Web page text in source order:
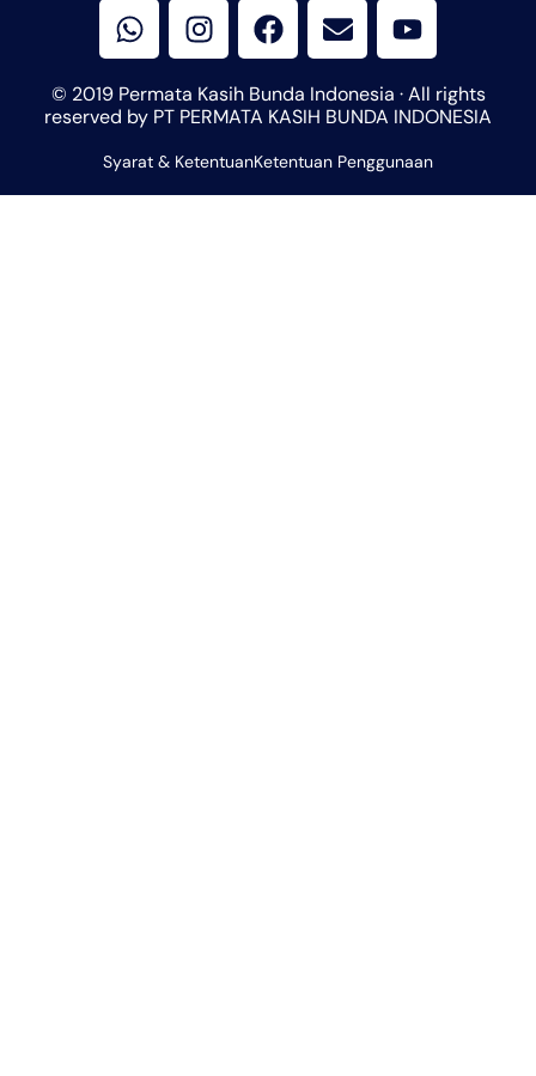
h
a
t
s
a
p
p
n
s
t
a
r
a
a
c
b
o
k
n
v
e
l
p
e
o
u
t
u
e
© 2019 Permata Kasih Bunda Indonesia · All rights
reserved by PT PERMATA KASIH BUNDA INDONESIA
Syarat & KetentuanKetentuan Penggunaan